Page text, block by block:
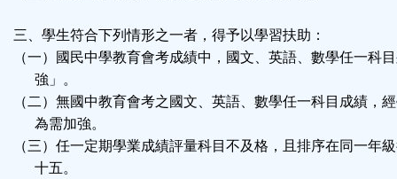
三、學生符合下列情形之一者，得予以學習扶助：
（一）國民中學教育會考成績中，國文、英語、數學任一科
強」。
（二）無國中教育會考之國文、英語、數學任一科目成績，
為需加強。
（三）任一定期學業成績評量科目不及格，且排序在同一年
十五。